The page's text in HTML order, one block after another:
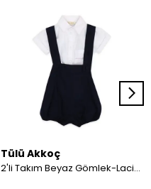
Tülü Akkoç
2'li Takım Beyaz Gömlek-Lacivert Askılı Şort